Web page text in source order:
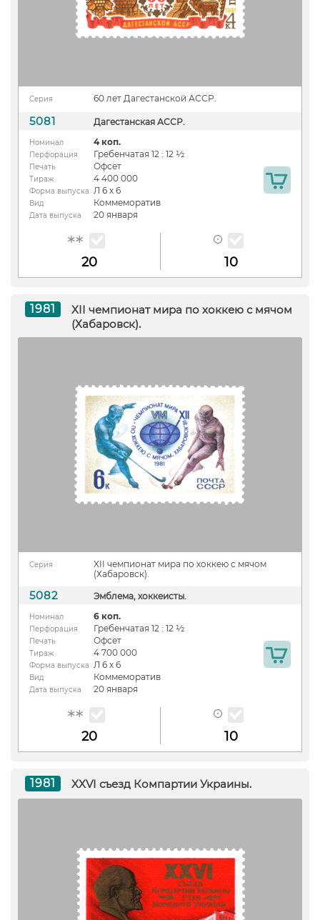
Серия 60 лет Дагестанской АССР.
5081 Дагестанская АССР.
Номинал 4 коп.
Перфорация Гребенчатая 12 : 12 ½
Печать Офсет
Тираж 4 400 000
Форма выпуска Л 6 х 6
Вид Коммеморатив
Дата выпуска 20 января
20 10
1981
XII чемпионат мира по хоккею с мячом
(Хабаровск).
Серия
XII чемпионат мира по хоккею с мячом
(Хабаровск).
5082 Эмблема, хоккеисты.
Номинал 6 коп.
Перфорация Гребенчатая 12 : 12 ½
Печать Офсет
Тираж 4 700 000
Форма выпуска Л 6 х 6
Вид Коммеморатив
Дата выпуска 20 января
20 10
1981 XXVI съезд Компартии Украины.